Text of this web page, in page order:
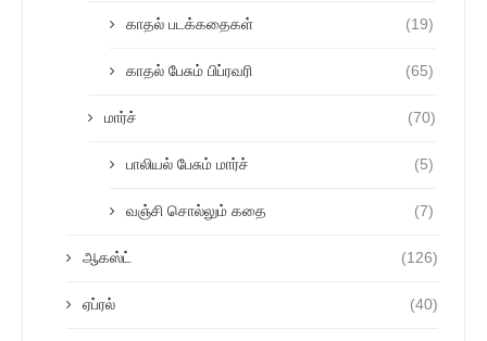
காதல் படக்கதைகள் (19)
காதல் பேசும் பிப்ரவரி (65)
மார்ச் (70)
பாலியல் பேசும் மார்ச் (5)
வஞ்சி சொல்லும் கதை (7)
ஆகஸ்ட் (126)
ஏப்ரல் (40)